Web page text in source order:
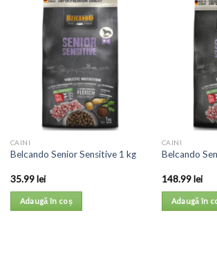
CAINI
Belcando Senior Sensitive 1 kg
35.99lei
Adaugă în coș
CAINI
Belcando
148.99lei
Adaugă în